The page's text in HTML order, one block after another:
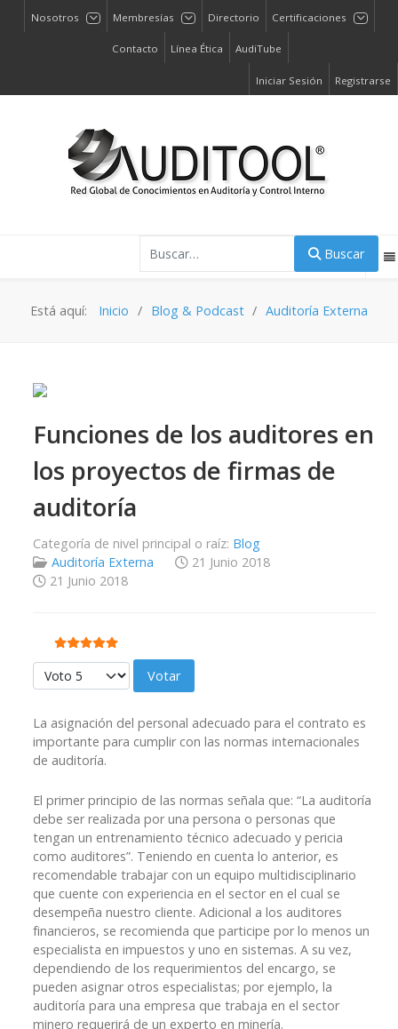
Nosotros Membresías Directorio Certificaciones
Contacto Línea Ética AudiTube
Iniciar Sesión Registrarse
Buscar
Está aquí: Inicio Blog & Podcast Auditoría Externa
Funciones de los auditores en
los proyectos de firmas de
auditoría
Categoría de nivel principal o raíz: Blog
Auditoría Externa
21 Junio 2018
21 Junio 2018
Ratio:5/5
Por favor, vote
La asignación del personal adecuado para el contrato es
importante para cumplir con las normas internacionales
de auditoría.
El primer principio de las normas señala que: “La auditoría
debe ser realizada por una persona o personas que
tengan un entrenamiento técnico adecuado y pericia
como auditores”. Teniendo en cuenta lo anterior, es
recomendable trabajar con un equipo multidisciplinario
que cuente con experiencia en el sector en el cual se
desempeña nuestro cliente. Adicional a los auditores
financieros, se recomienda que participe por lo menos un
especialista en impuestos y uno en sistemas. A su vez,
dependiendo de los requerimientos del encargo, se
pueden asignar otros especialistas; por ejemplo, la
auditoría para una empresa que trabaja en el sector
minero requerirá de un experto en minería.